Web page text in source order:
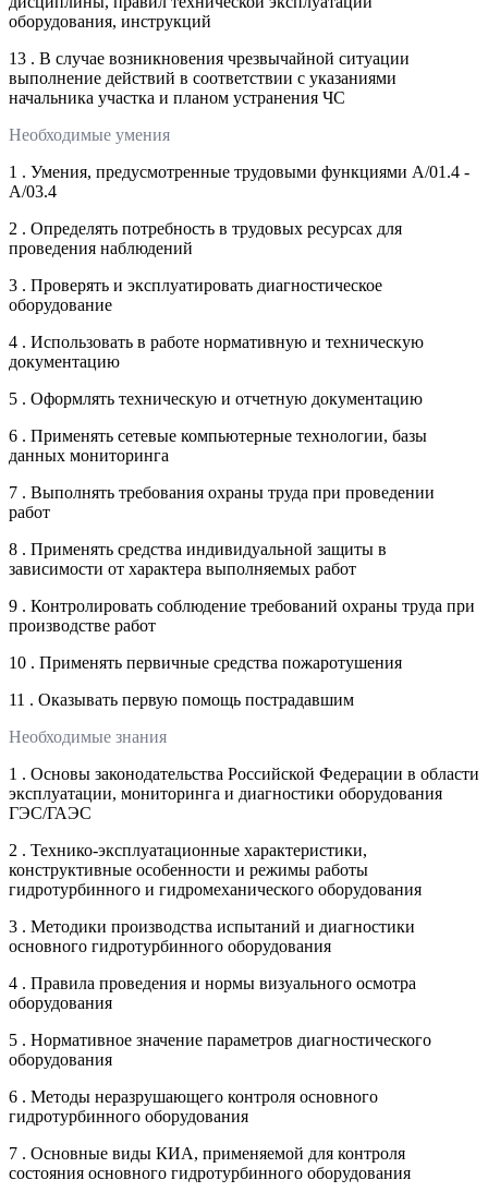
оборудования, инструкций
13 . В случае возникновения чрезвычайной ситуации
выполнение действий в соответствии с указаниями
начальника участка и планом устранения ЧС
Необходимые умения
1 . Умения, предусмотренные трудовыми функциями А/01.4 -
A/03.4
2 . Определять потребность в трудовых ресурсах для
проведения наблюдений
3 . Проверять и эксплуатировать диагностическое
оборудование
4 . Использовать в работе нормативную и техническую
документацию
5 . Оформлять техническую и отчетную документацию
6 . Применять сетевые компьютерные технологии, базы
данных мониторинга
7 . Выполнять требования охраны труда при проведении
работ
8 . Применять средства индивидуальной защиты в
зависимости от характера выполняемых работ
9 . Контролировать соблюдение требований охраны труда при
производстве работ
10 . Применять первичные средства пожаротушения
11 . Оказывать первую помощь пострадавшим
Необходимые знания
1 . Основы законодательства Российской Федерации в области
эксплуатации, мониторинга и диагностики оборудования
ГЭС/ГАЭС
2 . Технико-эксплуатационные характеристики,
конструктивные особенности и режимы работы
гидротурбинного и гидромеханического оборудования
3 . Методики производства испытаний и диагностики
основного гидротурбинного оборудования
4 . Правила проведения и нормы визуального осмотра
оборудования
5 . Нормативное значение параметров диагностического
оборудования
6 . Методы неразрушающего контроля основного
гидротурбинного оборудования
7 . Основные виды КИА, применяемой для контроля
состояния основного гидротурбинного оборудования